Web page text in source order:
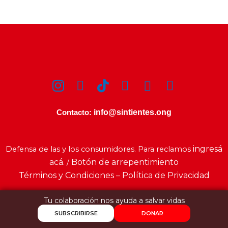
Contacto: info@sintientes.ong
Defensa de las y los consumidores. Para reclamos ingresá
acá. / Botón de arrepentimiento
Términos y Condiciones – Política de Privacidad
Tu colaboración nos ayuda a salvar vidas
SUBSCRIBIRSE DONAR